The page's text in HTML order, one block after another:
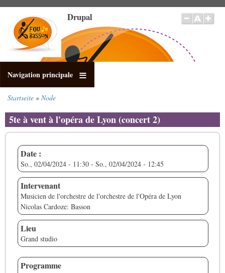
Inhalt
Drupal
Navigation principale
Startseite Node
5te à vent à l'opéra de Lyon (concert 2)
Date :
So., 02/04/2024 - 11:30 - So., 02/04/2024 - 12:45
Intervenant
Musicien de l'orchestre de l'orchestre de l'Opéra de Lyon
Nicolas Cardoze: Basson
Lieu
Grand studio
Programme